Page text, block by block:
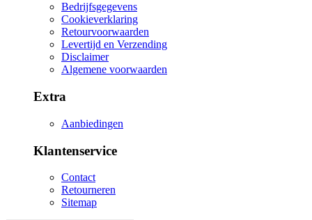
Bedrijfsgegevens
Cookieverklaring
Retourvoorwaarden
Levertijd en Verzending
Disclaimer
Algemene voorwaarden
Extra
Aanbiedingen
Klantenservice
Contact
Retourneren
Sitemap